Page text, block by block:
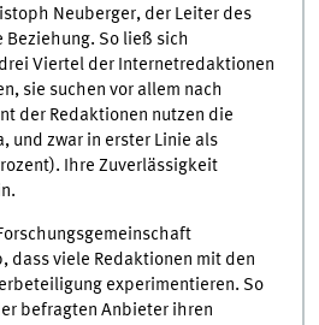
Neuberger, der Leiter des
So ließ sich
Viertel der Internetredaktionen
sie suchen vor allem nach
der Redaktionen nutzen die
und zwar in erster Linie als
Ihre Zuverlässigkeit
dass viele Redaktionen mit den
experimentieren. So
befragten Anbieter ihren